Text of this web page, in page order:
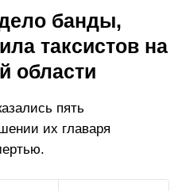
банды,
таксистов на
области
пять
их главаря